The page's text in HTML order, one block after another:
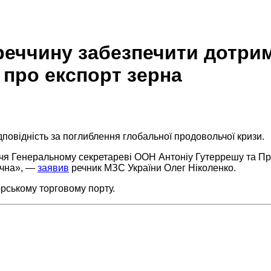
забезпечити
експорт зерна
за поглиблення глобальної продовольчої кризи.
Генеральному секретареві ООН Антоніу Гутеррешу та
— заявив речник МЗС України Олег Ніколенко.
торговому порту.